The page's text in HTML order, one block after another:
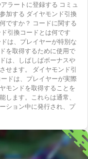
ラートに登録する コミュ
加する ダイヤモンド引換
ですか？ コードに関する
引換コードとは何です
は、プレイヤーが特別な
を取得するために使用で
は、しばしばボーナスや
せます。 ダイヤモンド引
ドは、プレイヤーが実際
モンドを取得することを
します。これらは通常、
ション中に発行され、プ